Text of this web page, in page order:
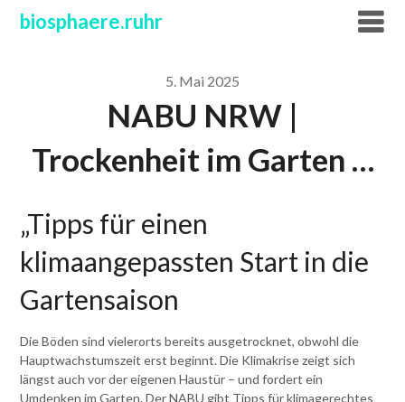
Skipbiosphaere.ruhr
5. Mai 2025
NABU NRW |
Trockenheit im Garten …
„Tipps für einen
klimaangepassten Start in die
Gartensaison
Die Böden sind vielerorts bereits ausgetrocknet, obwohl die
Hauptwachstumszeit erst beginnt. Die Klimakrise zeigt sich
längst auch vor der eigenen Haustür – und fordert ein
Umdenken im Garten. Der NABU gibt Tipps für klimagerechtes